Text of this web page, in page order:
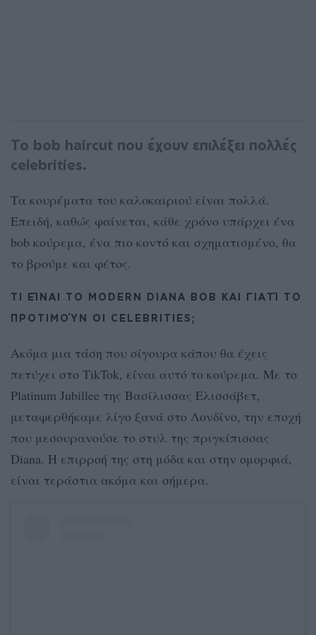
Το bob haircut που έχουν επιλέξει πολλές
celebrities.
Τα κουρέματα του καλοκαιριού είναι πολλά.
Επειδή, καθώς φαίνεται, κάθε χρόνο υπάρχει ένα
bob κούρεμα, ένα πιο κοντό και σχηματισμένο, θα
το βρούμε και φέτος.
ΤΙ ΕΊΝΑΙ ΤΟ MODERN DIANA BOB ΚΑΙ ΓΙΑΤΊ ΤΟ
ΠΡΟΤΙΜΟΎΝ ΟΙ CELEBRITIES;
Ακόμα μια τάση που σίγουρα κάπου θα έχεις
πετύχει στο TikTok, είναι αυτό το κούρεμα. Με το
Platinum Jubillee της Βασίλισσας Ελισσάβετ,
μεταφερθήκαμε λίγο ξανά στο Λονδίνο, την εποχή
που μεσουρανούσε το στυλ της πριγκίπισσας
Diana. H επιρροή της στη μόδα και στην ομορφιά,
είναι τεράστια ακόμα και σήμερα.